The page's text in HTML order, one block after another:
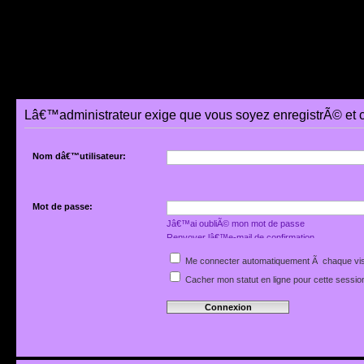
Lâ€™administrateur exige que vous soyez enregistrÃ©
Nom dâ€™utilisateur:
Mot de passe:
Jâ€™ai oubliÃ© mon mot de passe
Renvoyer lâ€™e-mail de confirmation
Me connecter automatiquement Ã chaque
Cacher mon statut en ligne pour cette